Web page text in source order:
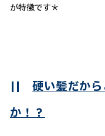
が特徴です＊
|| 硬い髪だか
か！？